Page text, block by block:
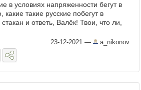
в условиях напряженности бегут в
какие такие русские побегут в
и ответь, Валёк! Твои, что ли,
23-12-2021 — a_nikonov